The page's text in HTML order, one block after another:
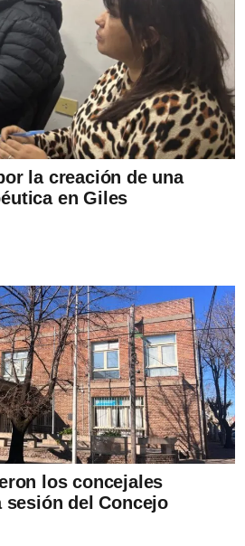
la creación de una
en Giles
los concejales
del Concejo